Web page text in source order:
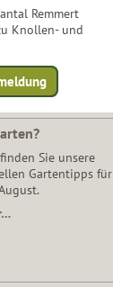
Remmert
Knollen- und
Sie unsere
Gartentipps für